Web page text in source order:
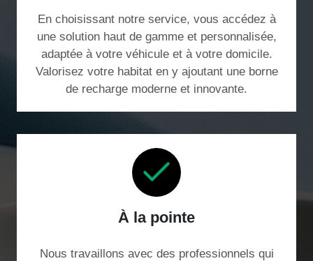
En choisissant notre service, vous accédez à
une solution haut de gamme et personnalisée,
adaptée à votre véhicule et à votre domicile.
Valorisez votre habitat en y ajoutant une borne
de recharge moderne et innovante.
À la pointe
Nous travaillons avec des professionnels qui